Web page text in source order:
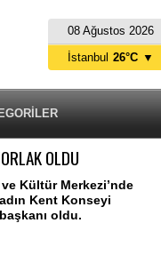
08 Ağustos 2026
İstanbul 26°C ▼
OLDU
Kültür Merkezi’nde
Kent Konseyi
oldu.